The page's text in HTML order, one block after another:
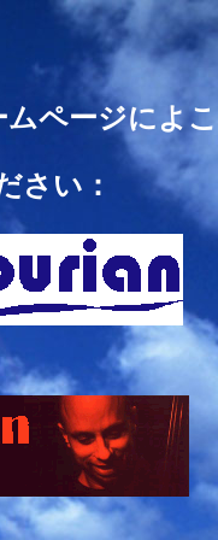
ページによ
さい：